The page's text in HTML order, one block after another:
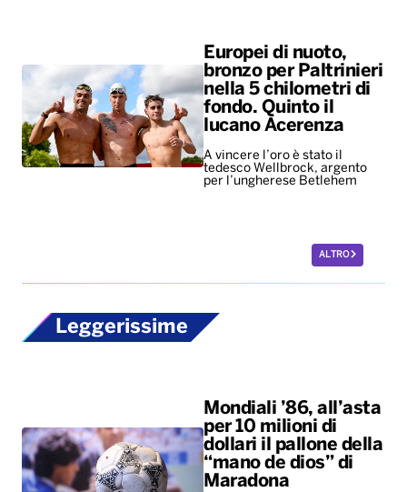
Europei di nuoto,
bronzo per Paltrinieri
nella 5 chilometri di
fondo. Quinto il
lucano Acerenza
A vincere l’oro è stato il
tedesco Wellbrock, argento
per l’ungherese Betlehem
ALTRO
Leggerissime
Mondiali ’86, all’asta
per 10 milioni di
dollari il pallone della
“mano de dios” di
Maradona